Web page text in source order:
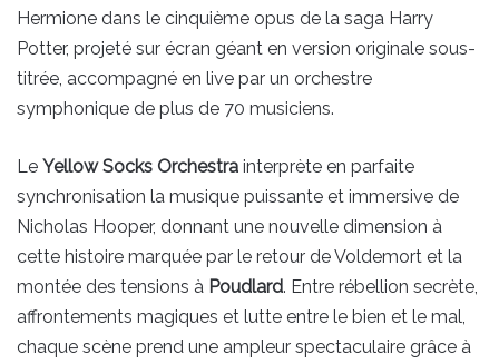
Hermione dans le cinquième opus de la saga Harry
Potter, projeté sur écran géant en version originale sous-
titrée, accompagné en live par un orchestre
symphonique de plus de 70 musiciens.
Le Yellow Socks Orchestra interprète en parfaite
synchronisation la musique puissante et immersive de
Nicholas Hooper, donnant une nouvelle dimension à
cette histoire marquée par le retour de Voldemort et la
montée des tensions à Poudlard. Entre rébellion secrète,
affrontements magiques et lutte entre le bien et le mal,
chaque scène prend une ampleur spectaculaire grâce à